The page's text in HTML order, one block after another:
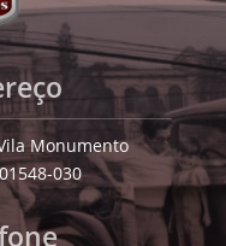
Monumento
030